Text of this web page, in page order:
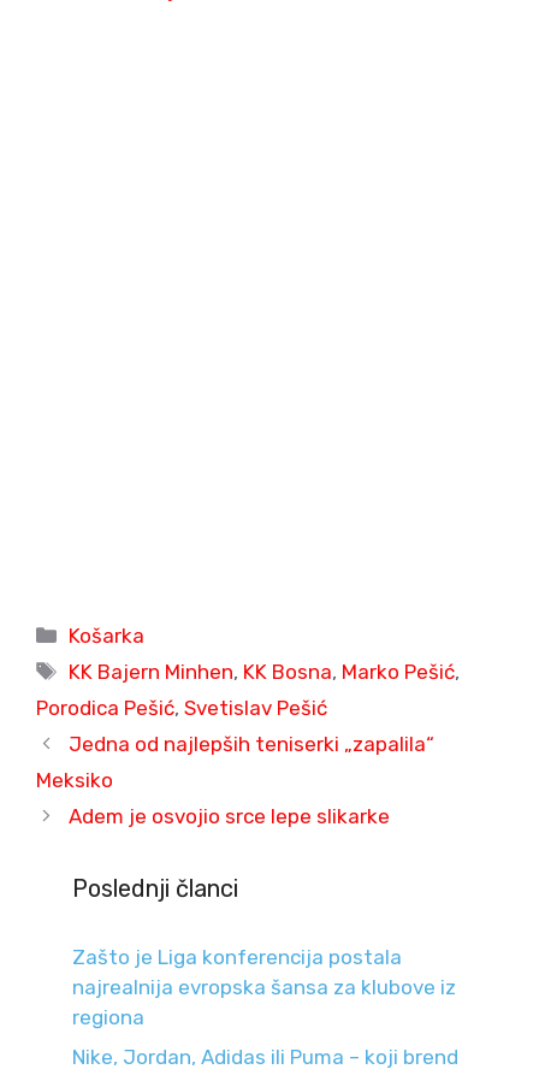
Categories
Košarka
Tags
KK Bajern Minhen, KK Bosna, Marko Pešić,
Porodica Pešić, Svetislav Pešić
Jedna od najlepših teniserki „zapalila“
Meksiko
Adem je osvojio srce lepe slikarke
Poslednji članci
Zašto je Liga konferencija postala
najrealnija evropska šansa za klubove iz
regiona
Nike, Jordan, Adidas ili Puma – koji brend